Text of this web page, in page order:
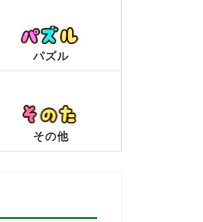
パズル
その他